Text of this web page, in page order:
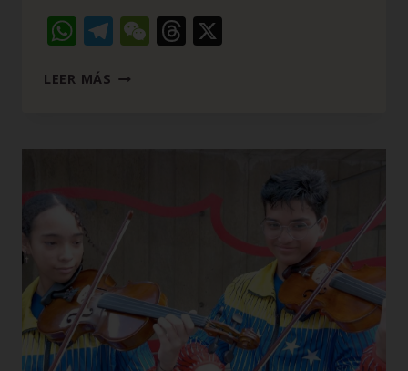
WhatsApp
Telegram
WeChat
Threads
LEER MÁS